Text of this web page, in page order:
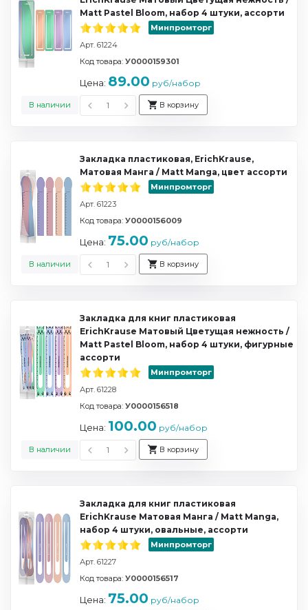
Matt Pastel Bloom, набор 4 штуки, ассорти
Минпромторг
Арт. 61224
В наличии
Код товара: У0000159301
Цена: 89.00 руб/набор
В корзину
Закладка пластиковая, ErichKrause,
Матовая Манга / Matt Manga, цвет ассорти
Минпромторг
Арт. 61223
В наличии
Код товара: У0000156009
Цена: 75.00 руб/набор
В корзину
Закладка для книг пластиковая
ErichKrause Матовый Цветущая нежность /
Matt Pastel Bloom, набор 4 штуки, фигурные
ассорти
Минпромторг
Арт. 61228
В наличии
Код товара: У0000156518
Цена: 100.00 руб/набор
В корзину
Закладка для книг пластиковая
ErichKrause Матовая Манга / Matt Manga,
набор 4 штуки, овальные, ассорти
Минпромторг
Арт. 61227
Код товара: У0000156517
Цена: 75.00 руб/набор